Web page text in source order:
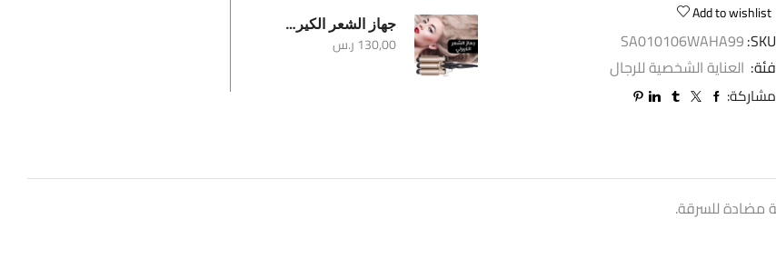
Add to wishlist
SKU:
SA010106WAHA99
فئة: العناية الشخصية للرجال
مشاركة:
جهاز الشعر الكيرلي
130,00ر.س